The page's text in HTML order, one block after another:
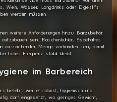
Wein, Wasser, Longdrinks oder Digestifs
werden müssen.
weitere Anforderungen hinzu: Barzubehör
sein. Flaschenkühler, Eisbehälter,
ausreichender Menge vorhanden sein, damit
hoher Frequenz stabil bleibt.
im Barbereich
beliebt, weil er robust, hygienisch und
dort eingesetzt, wo geringes Gewicht,